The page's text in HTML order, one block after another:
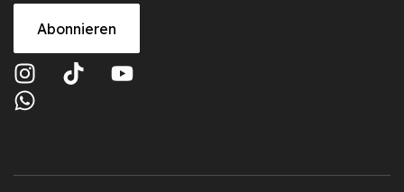
Abonnieren